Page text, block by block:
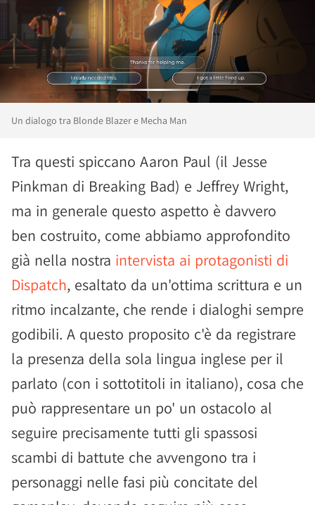
Un dialogo tra Blonde Blazer e Mecha Man
Tra questi spiccano Aaron Paul (il Jesse
Pinkman di Breaking Bad) e Jeffrey Wright,
ma in generale questo aspetto è davvero
ben costruito, come abbiamo approfondito
già nella nostra intervista ai protagonisti di
Dispatch, esaltato da un'ottima scrittura e un
ritmo incalzante, che rende i dialoghi sempre
godibili. A questo proposito c'è da registrare
la presenza della sola lingua inglese per il
parlato (con i sottotitoli in italiano), cosa che
può rappresentare un po' un ostacolo al
seguire precisamente tutti gli spassosi
scambi di battute che avvengono tra i
personaggi nelle fasi più concitate del